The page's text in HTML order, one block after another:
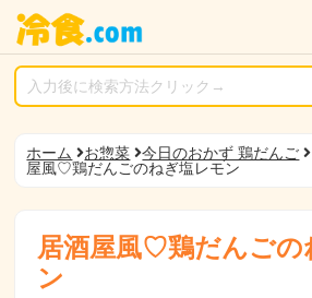
ホーム お惣菜 今日のおかず 鶏だんご
屋風♡鶏だんごのねぎ塩レモン
居酒屋風♡鶏だんごの
ン